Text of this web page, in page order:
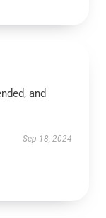
and
Sep 18, 2024